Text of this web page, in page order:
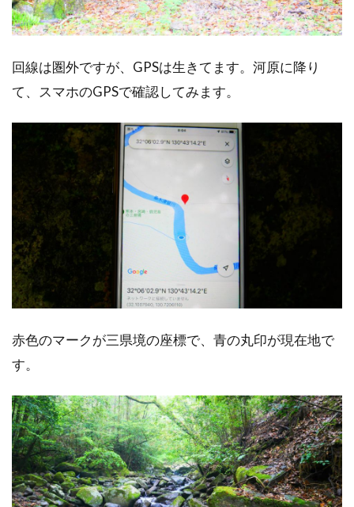
回線は圏外ですが、GPSは生きてます。河原に降り
て、スマホのGPSで確認してみます。
赤色のマークが三県境の座標で、青の丸印が現在地で
す。